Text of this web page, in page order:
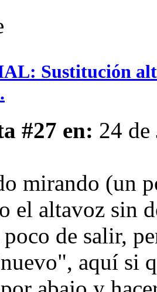
Sustitución
#27 en: 24
mirando (un
el altavoz sin
de salir,
aquí si